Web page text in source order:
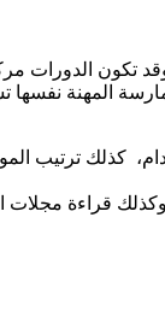
وقد تكون
المهنة
كذلك ترتيب
وكذلك قراءة